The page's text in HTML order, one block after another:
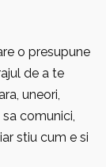
o presupune
de a te
uneori,
comunici,
stiu cum e si